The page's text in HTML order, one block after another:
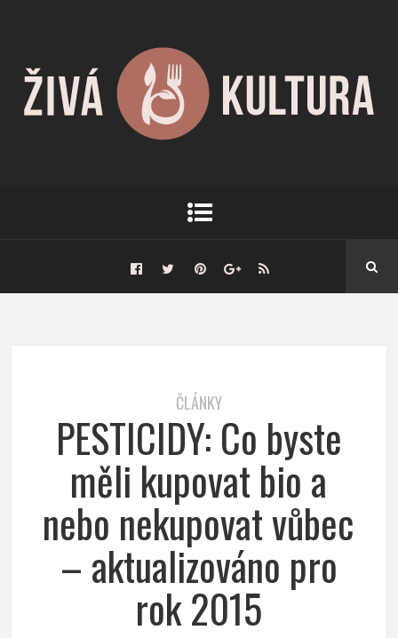
ČLÁNKY
PESTICIDY: Co byste
měli kupovat bio a
nebo nekupovat vůbec
– aktualizováno pro
rok 2015